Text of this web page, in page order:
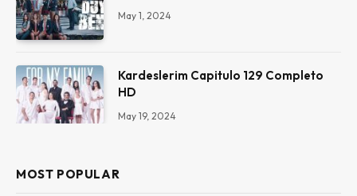
May 1, 2024
Kardeslerim Capitulo 129 Completo
HD
May 19, 2024
MOST POPULAR